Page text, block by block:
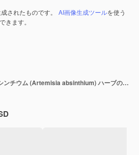
されたものです。 AI画像生成ツールを使う
きます。
アーテミシア・アブシンチウム (Artemisia absinthium) ハーブの形ドクタークリーンな背景の孤立したオブジェクト